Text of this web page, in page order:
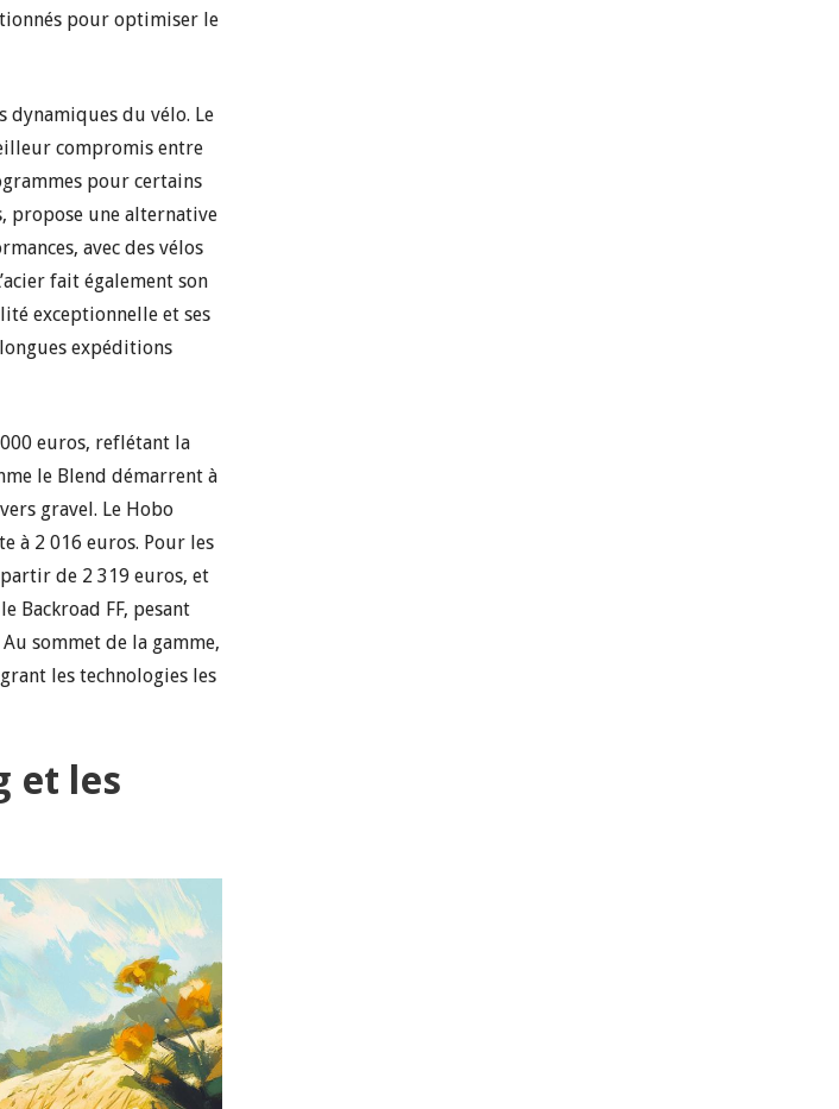
pour optimiser le
dynamiques du vélo. Le
compromis entre
pour certains
propose une alternative
avec des vélos
fait également son
exceptionnelle et ses
expéditions
euros, reflétant la
le Blend démarrent à
gravel. Le Hobo
à 2 016 euros. Pour les
de 2 319 euros, et
Backroad FF, pesant
sommet de la gamme,
les technologies les
et les